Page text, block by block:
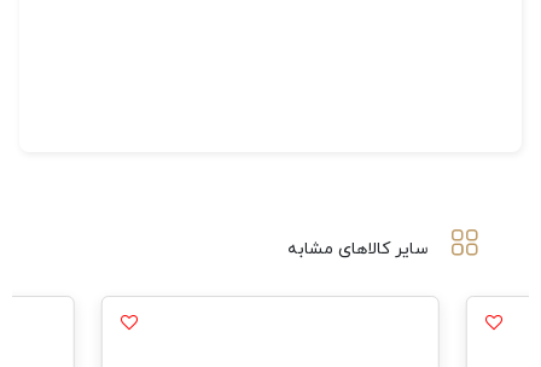
سایر کالاهای مشابه